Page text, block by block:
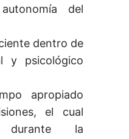
del
dentro de
y psicológico
apropiado
el cual
durante la